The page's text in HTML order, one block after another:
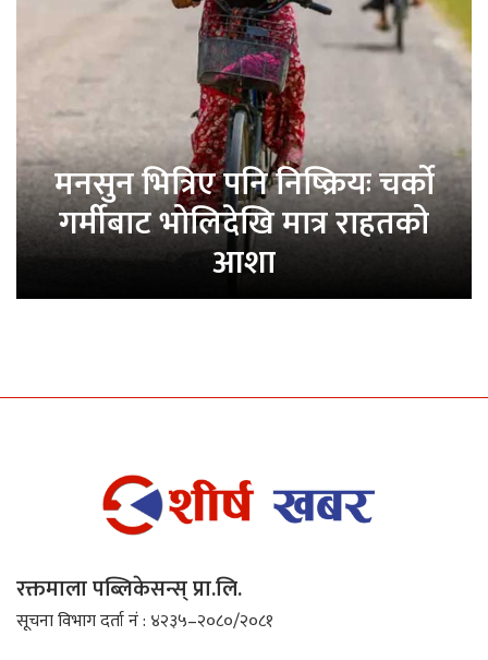
मनसुन भित्रिए पनि निष्क्रियः चर्को
गर्मीबाट भोलिदेखि मात्र राहतको
आशा
रक्तमाला पब्लिकेसन्स् प्रा.लि.
सूचना विभाग दर्ता नं : ४२३५–२०८०/२०८१